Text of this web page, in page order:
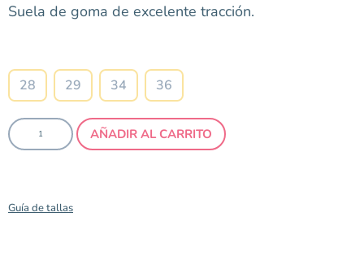
Suela de goma de excelente tracción.
28 29 34 36
AÑADIR AL CARRITO
Guía de tallas